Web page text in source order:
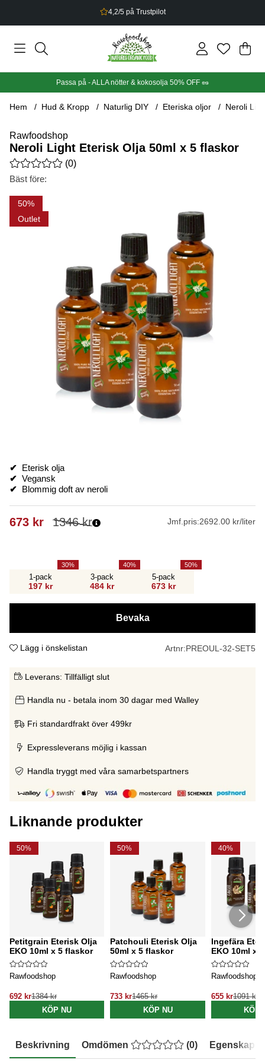
Bonus på allt du handlar
Din
.
Passa på - ALLA nötter & kokosolja 50% OFF 🥜
Hem Hud & Kropp Naturlig DIY Eteriska oljor Neroli
Rawfoodshop
Neroli Light Eterisk Olja 50ml x 5 flaskor
Medelbetyg 0 av 5 Antal betyg 0
(0)
Bäst före:
50
Outlet
Produktbilder Neroli Light Eterisk Olja 50ml x 5 flaskor
✔
Eterisk olja
✔ Vegansk
✔
Blommig doft av neroli
1346kr
673 kr Jmf.pris:2692.00 kr/liter
1-pack
197 kr
30
3-pack
484 kr
40
5-pack
673 kr
50
Bevaka
Lägg i önskelistan Artnr:PREOUL-32-SET5
Leverans: Tillfälligt slut
Handla nu - betala inom 30 dagar med Walley
Fri standardfrakt över 499kr
Expressleverans möjlig i kassan
Handla tryggt med våra samarbetspartners
Liknande produkter
50%
Petitgrain Eterisk Olja
EKO 10ml x 5 flaskor
Rawfoodshop
692 kr1384 kr
KÖP NU
50%
Patchouli Eterisk Olja
50ml x 5 flaskor
Rawfoodshop
733 kr1465 kr
KÖP NU
40%
Ingefära
EKO 10ml x
Rawfoodshop
655 kr1091 kr
KÖP
Beskrivning Omdömen (0) Egenskaper